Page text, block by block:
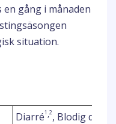
gång i månaden
situation.
Diarré1 ,2, Blodig diarré